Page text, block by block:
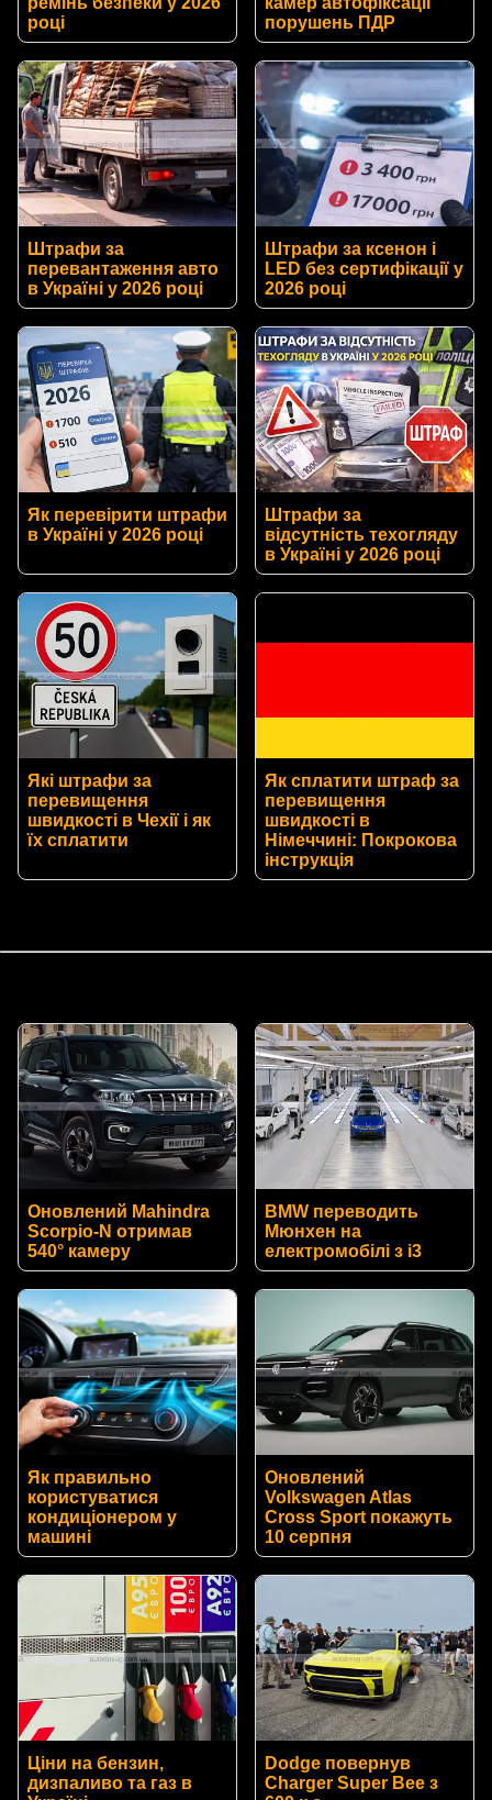
році
порушень ПДР
Штрафи за
перевантаження авто
в Україні у 2026 році
Штрафи за ксенон і
LED без сертифікації у
2026 році
Як перевірити штрафи
в Україні у 2026 році
Штрафи за
відсутність техогляду
в Україні у 2026 році
Які штрафи за
перевищення
швидкості в Чехії і як
їх сплатити
Як сплатити штраф за
перевищення
швидкості в
Німеччині: Покрокова
інструкція
Оновлений Mahindra
Scorpio-N отримав
540° камеру
BMW переводить
Мюнхен на
електромобілі з i3
Як правильно
користуватися
кондиціонером у
машині
Оновлений
Volkswagen Atlas
Cross Sport покажуть
10 серпня
Ціни на бензин,
дизпаливо та газ в
Dodge повернув
Charger Super Bee з